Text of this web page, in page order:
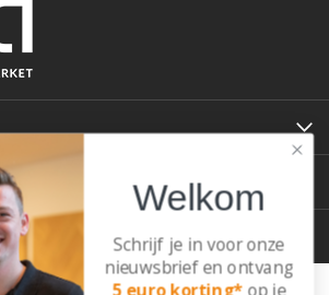
© 2026 Allesvoorparket.
Welkom
Schrijf je in voor onze
nieuwsbrief en ontvang
5 euro korting* op je